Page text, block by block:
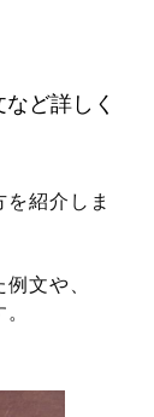
ど詳しく
紹介しま
文や、